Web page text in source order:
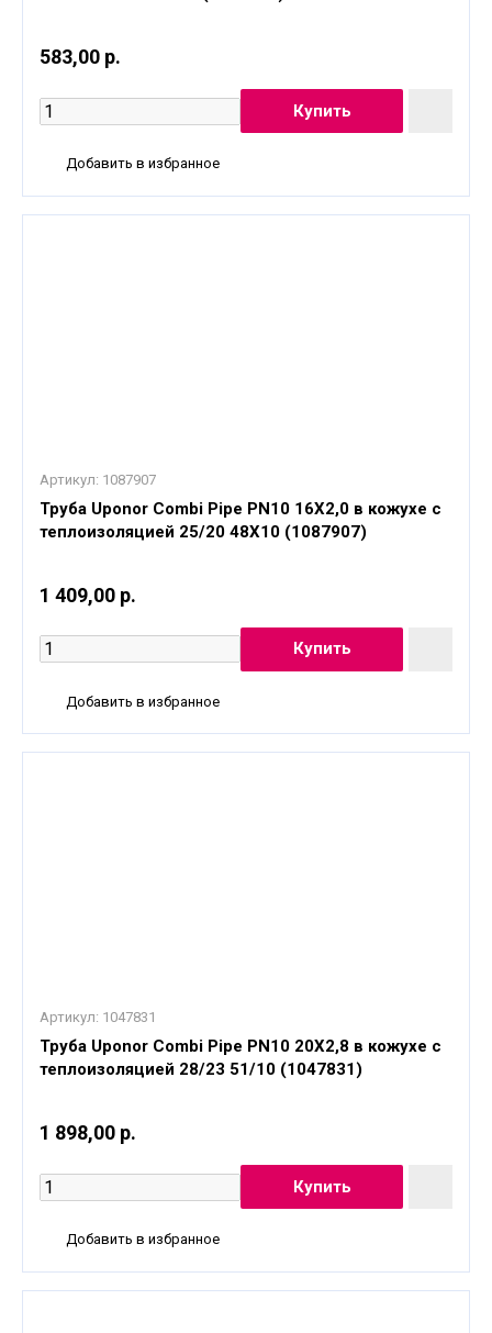
583,00 р.
Добавить в избранное
Артикул: 1087907
Труба Uponor Combi Pipe PN10 16X2,0 в кожухе с
теплоизоляцией 25/20 48X10 (1087907)
1 409,00 р.
Добавить в избранное
Артикул: 1047831
Труба Uponor Combi Pipe PN10 20X2,8 в кожухе с
теплоизоляцией 28/23 51/10 (1047831)
1 898,00 р.
Добавить в избранное